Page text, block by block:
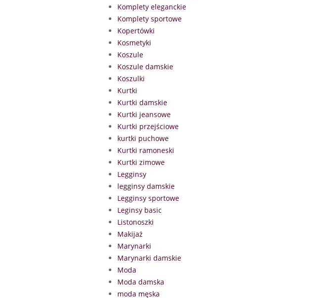
Komplety eleganckie
Komplety sportowe
Kopertówki
Kosmetyki
Koszule
Koszule damskie
Koszulki
Kurtki
Kurtki damskie
Kurtki jeansowe
Kurtki przejściowe
kurtki puchowe
Kurtki ramoneski
Kurtki zimowe
Legginsy
legginsy damskie
Legginsy sportowe
Leginsy basic
Listonoszki
Makijaż
Marynarki
Marynarki damskie
Moda
Moda damska
moda męska